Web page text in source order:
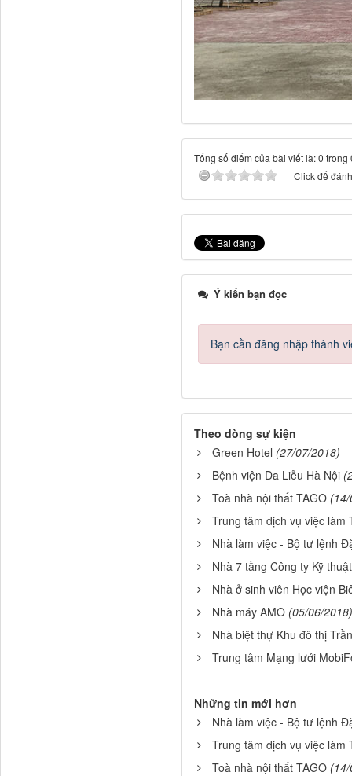
Tổng số điểm của bài viết là: 0 trong
Click để
Ý kiến bạn đọc
Bạn cần đăng nhập thành
Theo dòng sự kiện
Green Hotel (27/07/2018)
Bệnh viện Da Liễu Hà Nội
Toà nhà nội thất TAGO
Trung tâm dịch vụ việc làm
Nhà làm việc - Bộ tư lệnh
Nhà 7 tầng Công ty Kỹ
Nhà ở sinh viên Học viện
Nhà máy AMO (05/06/2018)
Nhà biệt thự Khu đô thị
Trung tâm Mạng lưới
Những tin mới hơn
Nhà làm việc - Bộ tư lệnh
Trung tâm dịch vụ việc làm
Toà nhà nội thất TAGO